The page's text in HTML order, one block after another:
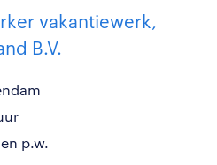
vakantiewerk,
B.V.
p.w.